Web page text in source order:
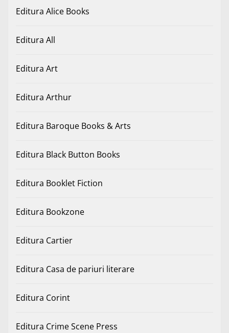
Editura Alice Books
Editura All
Editura Art
Editura Arthur
Editura Baroque Books & Arts
Editura Black Button Books
Editura Booklet Fiction
Editura Bookzone
Editura Cartier
Editura Casa de pariuri literare
Editura Corint
Editura Crime Scene Press